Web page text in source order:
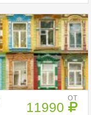
ОТ
11990